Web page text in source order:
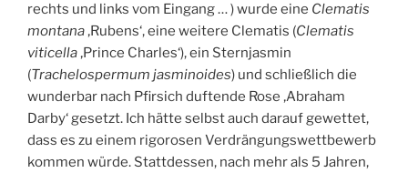
rechts und links vom Eingang … ) wurde eine Clematis
montana‚Rubens‘, eine weitere Clematis (Clematis
viticella‚Prince Charles‘), ein Sternjasmin
(Trachelospermum jasminoides) und schließlich die
wunderbar nach Pfirsich duftende Rose ‚Abraham
Darby‘ gesetzt. Ich hätte selbst auch darauf gewettet,
dass es zu einem rigorosen Verdrängungswettbewerb
kommen würde. Stattdessen, nach mehr als 5 Jahren,